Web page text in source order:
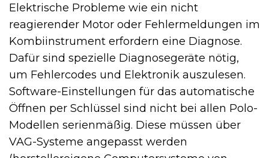
Elektrische Probleme wie ein nicht
reagierender Motor oder Fehlermeldungen im
Kombiinstrument erfordern eine Diagnose.
Dafür sind spezielle Diagnosegeräte nötig,
um Fehlercodes und Elektronik auszulesen.
Software-Einstellungen für das automatische
Öffnen per Schlüssel sind nicht bei allen Polo-
Modellen serienmäßig. Diese müssen über
VAG-Systeme angepasst werden